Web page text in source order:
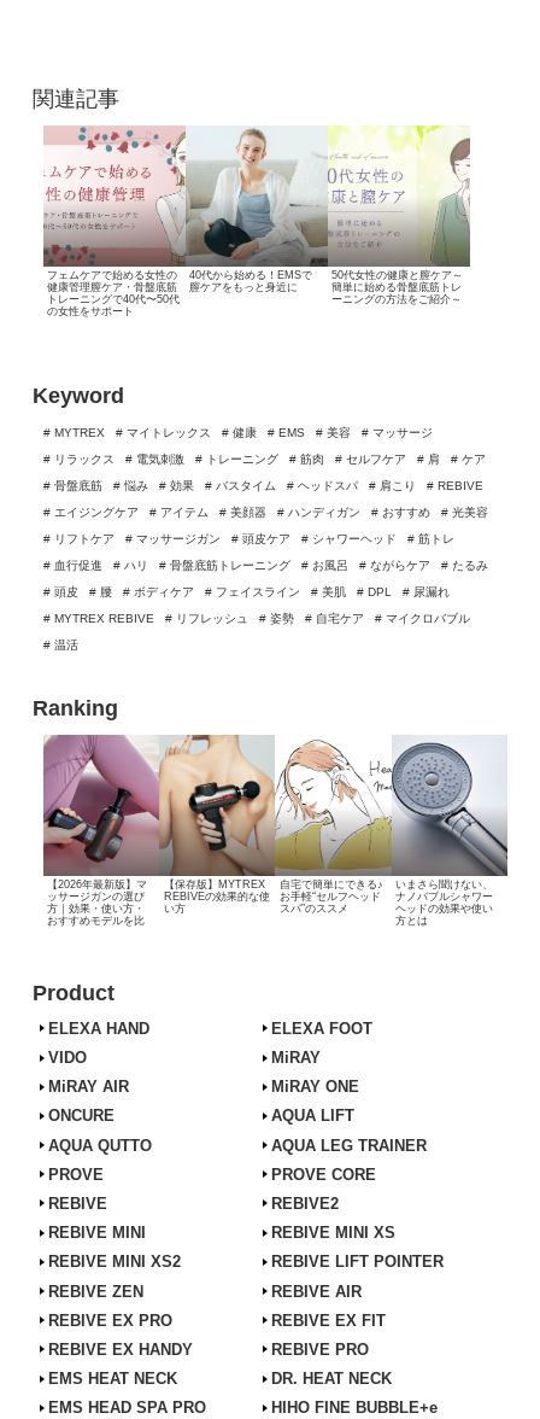
Keyword
# MYTREX # マイトレックス # 健康 # EMS # 美容
# マッサージ
# リラックス
# 電気刺激 # トレーニング # 筋肉 # セルフケア # 肩
# ケア
# 骨盤底筋
# 悩み # 効果 # バスタイム # ヘッドスパ # 肩こり
# REBIVE
# エイジングケア
# アイテム # 美顔器 # ハンディガン # おすすめ
# 光美容
# リフトケア
# マッサージガン # 頭皮ケア # シャワーヘッド
# 筋トレ
# 血行促進
# ハリ # 骨盤底筋トレーニング # お風呂 # ながらケア
# たるみ
# 頭皮
# 腰 # ボディケア # フェイスライン # 美肌 # DPL
# 尿漏れ
# MYTREX REBIVE
# リフレッシュ # 姿勢 # 自宅ケア
# マイクロバブル
# 温活
Ranking
【2026年最新版】マ
ッサージガンの選び
方｜効果・使い方・
おすすめモデルを比
較
【保存版】MYTREX
REBIVEの効果的な使
い方
自宅で簡単にできる♪
お手軽“セルフヘッド
スパ”のススメ
いまさら聞けない、
ナノバブルシャワー
ヘッドの効果や使い
方とは
Product
ELEXA HAND
ELEXA FOOT
VIDO
MiRAY
MiRAY AIR
MiRAY ONE
ONCURE
AQUA LIFT
AQUA QUTTO
AQUA LEG TRAINER
PROVE
PROVE CORE
REBIVE
REBIVE2
REBIVE MINI
REBIVE MINI XS
REBIVE MINI XS2
REBIVE LIFT POINTER
REBIVE ZEN
REBIVE AIR
REBIVE EX PRO
REBIVE EX FIT
REBIVE EX HANDY
REBIVE PRO
EMS HEAT NECK
DR. HEAT NECK
EMS HEAD SPA PRO
HIHO FINE BUBBLE+e
関連記事
フェムケアで始める女性の
健康管理膣ケア・骨盤底筋
トレーニングで40代〜50代
の女性をサポート
40代から始める！EMSで
膣ケアをもっと身近に
50代女性の健康と膣ケア～
簡単に始める骨盤底筋トレ
ーニングの方法をご紹介～